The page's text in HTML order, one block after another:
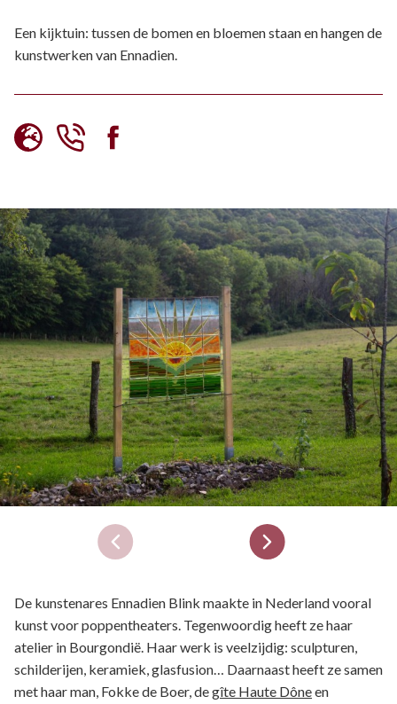
Een kijktuin: tussen de bomen en bloemen staan en hangen de
kunstwerken van Ennadien.
De kunstenares Ennadien Blink maakte in Nederland vooral
kunst voor poppentheaters. Tegenwoordig heeft ze haar
atelier in Bourgondië. Haar werk is veelzijdig: sculpturen,
schilderijen, keramiek, glasfusion… Daarnaast heeft ze samen
met haar man, Fokke de Boer, degîte Haute Dôneen